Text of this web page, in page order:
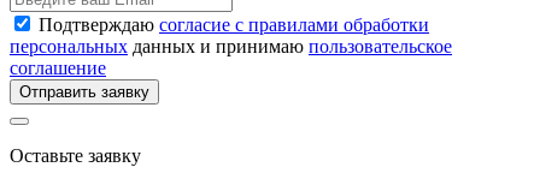
Подтверждаю согласие с правилами обработки
персональных данных и принимаю пользовательское
соглашение
Отправить заявку
Оставьте заявку